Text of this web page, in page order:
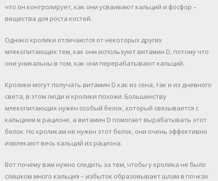
что он контролирует, как они усваивают кальций и фосфор –
вещества для роста костей.
Однако кролики отличаются от некоторых других
млекопитающих тем, как они используют витамин D, потому что
они уникальны в том, как они перерабатывают кальций.
Кролики могут получать витамин D как из сена, так и из дневного
света, в этом люди и кролики похожи. Большинству
млекопитающих нужен особый белок, который связывается с
кальцием в рационе, а витамин D помогает вырабатывать этот
белок. Но кроликам не нужен этот белок, они очень эффективно
извлекают весь кальций из рациона.
Вот почему вам нужно следить за тем, чтобы у кролика не было
слишком много кальция – избыток образовывает шлам в почках